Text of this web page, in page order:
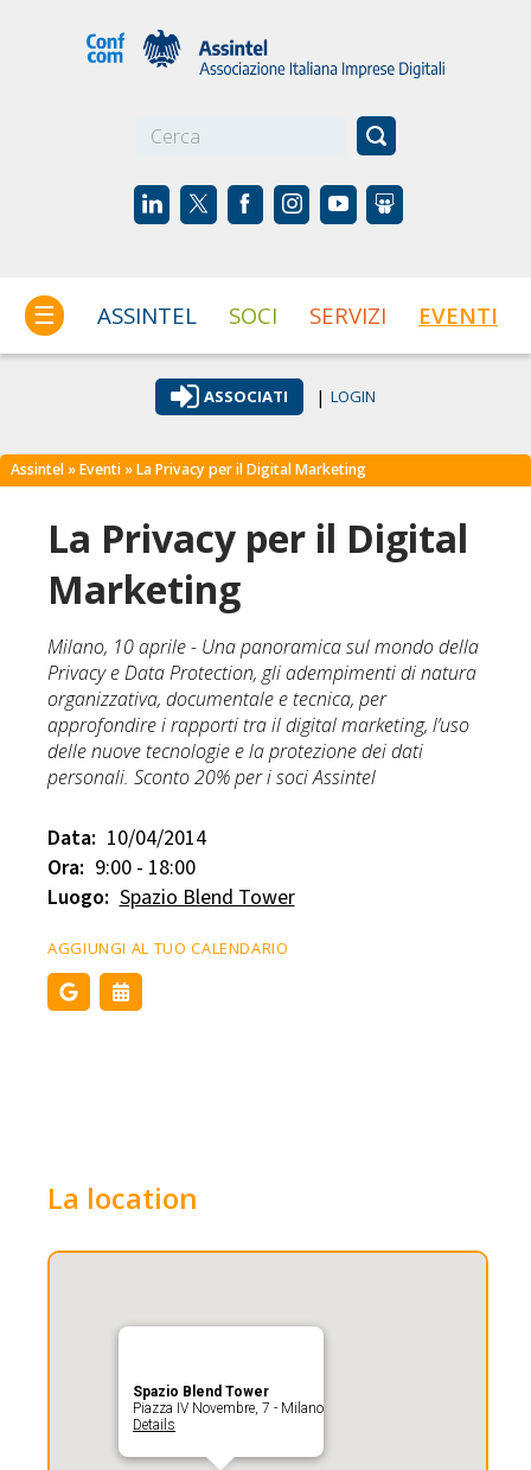
☰ ASSINTEL SOCI SERVIZI EVENTI
ASSOCIATI | LOGIN
Assintel »Eventi » La Privacy per il Digital Marketing
La Privacy per il Digital
Marketing
Milano, 10 aprile - Una panoramica sul mondo della
Privacy e Data Protection, gli adempimenti di natura
organizzativa, documentale e tecnica, per
approfondire i rapporti tra il digital marketing, l’uso
delle nuove tecnologie e la protezione dei dati
personali. Sconto 20% per i soci Assintel
Data: 10/04/2014
Ora: 9:00 - 18:00
Luogo: Spazio Blend Tower
AGGIUNGI AL TUO CALENDARIO
La location
Spazio Blend Tower
Piazza IV Novembre, 7 - Milano
Details